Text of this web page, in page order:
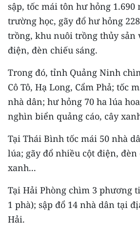
MEDIA CENTER
E-Magazine
Video
Media Chính trị
Media Kinh tế
Media Văn hóa
Media Xã hội
Media Pháp luật
Media Thế giới
Media Thể thao
sập, tốc mái tôn hư hỏng 1.690
trường học, gãy đổ hư hỏng
trồng, khu nuôi trồng thủy sản
điện, đèn chiếu sáng.
Trong đó, tỉnh Quảng Ninh
Cô Tô, Hạ Long, Cẩm Phả; tốc
nhà dân; hư hỏng 70 ha lúa
nghìn biển quảng cáo, cây
Tại Thái Bình tốc mái 50 nhà
lúa; gãy đổ nhiều cột điện, đèn
xanh...
Tại Hải Phòng chìm 3 phương
1 phà); sập đổ 14 nhà dân tại
Hải.